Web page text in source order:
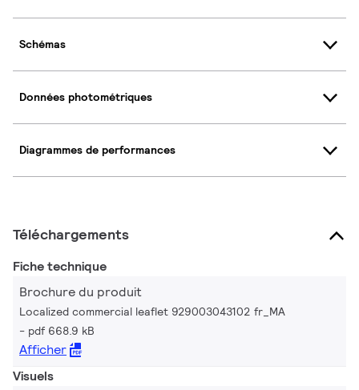
Schémas
Données photométriques
Diagrammes de performances
Téléchargements
Fiche technique
Brochure du produit
Localized commercial leaflet 929003043102 fr_MA
pdf 668.9 kB
Afficher
Visuels